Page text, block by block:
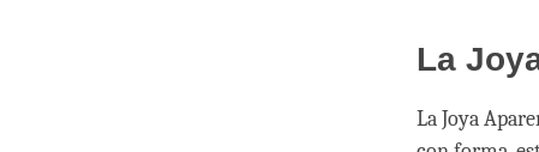
La
La Joya